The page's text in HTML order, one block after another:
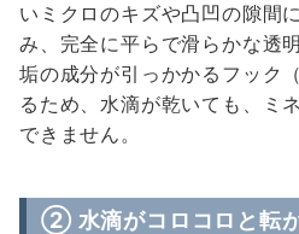
いミクロのキズや凸凹の隙間
み、完全に平らで滑らかな透
垢の成分が引っかかるフック
るため、水滴が乾いても、ミ
できません。
② 水滴がコロコロと転